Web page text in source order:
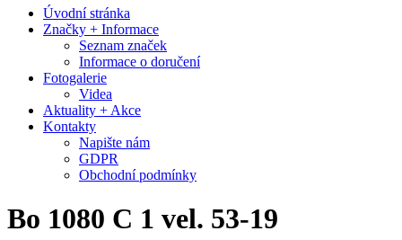
Úvodní stránka
Značky + Informace
Seznam značek
Informace o doručení
Fotogalerie
Videa
Aktuality + Akce
Kontakty
Napište nám
GDPR
Obchodní podmínky
Bo 1080 C 1 vel. 53-19